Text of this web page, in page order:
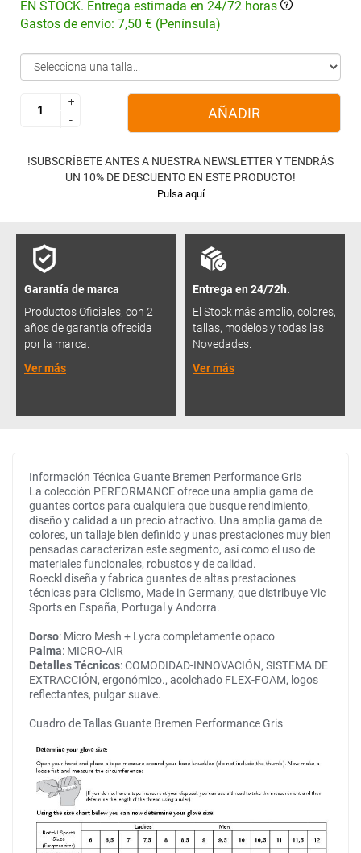
EN STOCK. Entrega estimada en 24/72 horas
Gastos de envío: 7,50 € (Península)
+
-
+
-
AÑADIR
!SUBSCRÍBETE ANTES A NUESTRA NEWSLETTER Y TENDRÁS
UN 10% DE DESCUENTO EN ESTE PRODUCTO!
Pulsa aquí
Garantía de marca
Productos Oficiales, con 2
años de garantía ofrecida
por la marca.
Ver más
Entrega en 24/72h.
El Stock más amplio, colores,
tallas, modelos y todas las
Novedades.
Ver más
Información Técnica Guante Bremen Performance Gris
La colección PERFORMANCE ofrece una amplia gama de
guantes cortos para cualquiera que busque rendimiento,
diseño y calidad a un precio atractivo. Una amplia gama de
colores, un tallaje bien definido y unas prestaciones muy bien
pensadas caracterizan este segmento, así como el uso de
materiales funcionales, robustos y de calidad.
Roeckl diseña y fabrica guantes de altas prestaciones
técnicas para Ciclismo, Made in Germany, que distribuye Vic
Sports en España, Portugal y Andorra.
Dorso: Micro Mesh + Lycra completamente opaco
Palma: MICRO-AIR
Detalles Técnicos: COMODIDAD-INNOVACIÓN, SISTEMA DE
EXTRACCIÓN, ergonómico., acolchado FLEX-FOAM, logos
reflectantes, pulgar suave.
Cuadro de Tallas Guante Bremen Performance Gris